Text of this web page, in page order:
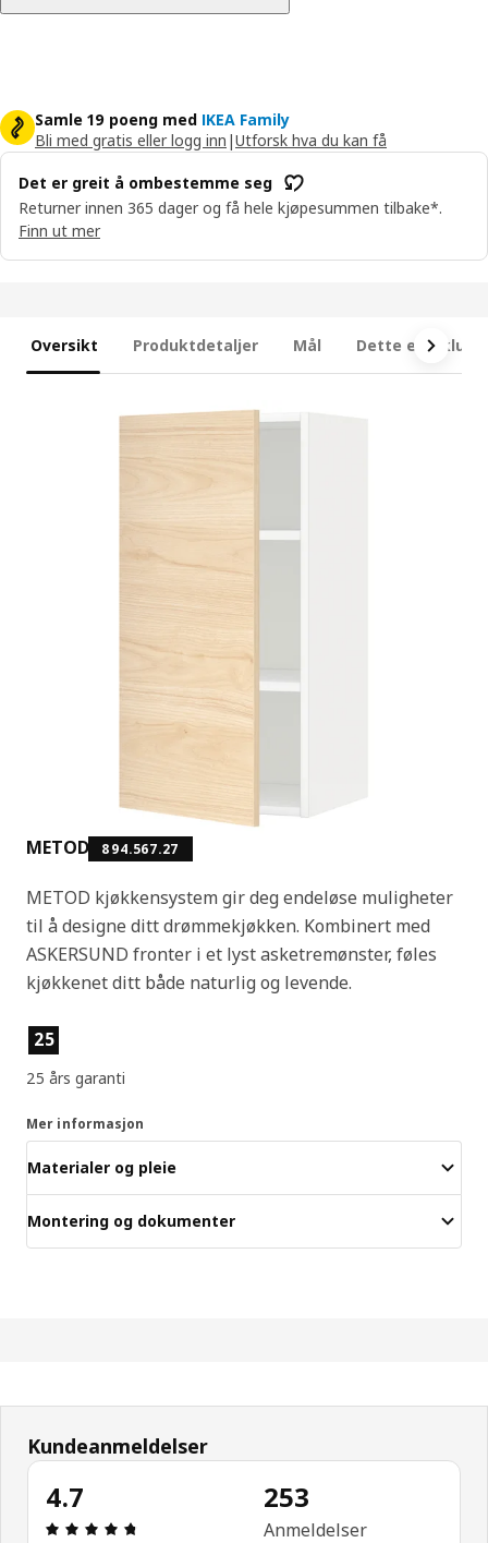
Samle 19 poeng med IKEA Family
Bli med gratis eller logg inn |Utforsk hva du kan få
Det er greit å ombestemme seg
Returner innen 365 dager og få hele kjøpesummen tilbake*.
Finn ut mer
Oversikt Produktdetaljer Mål Dette er
METOD 894.567.27
METOD kjøkkensystem gir deg endeløse muligheter
til å designe ditt drømmekjøkken. Kombinert med
ASKERSUND fronter i et lyst asketremønster, føles
kjøkkenet ditt både naturlig og levende.
Produktfunksjoner
25
25 års garanti
Mer informasjon
Materialer og pleie
Montering og dokumenter
Kundeanmeldelser
4.7
Produktomtale: 4.7 ingen kundevurdering 5
253
Anmeldelser